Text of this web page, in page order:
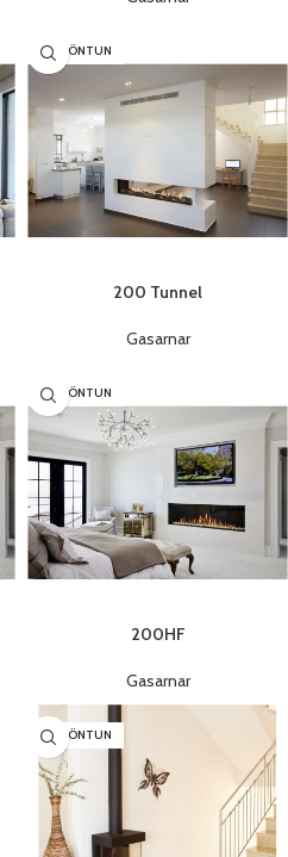
SÉRPÖNTUN
200 Tunnel
Gasarnar
SÉRPÖNTUN
200HF
Gasarnar
SÉRPÖNTUN